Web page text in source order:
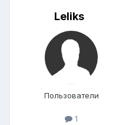
Leliks
Пользователи
1